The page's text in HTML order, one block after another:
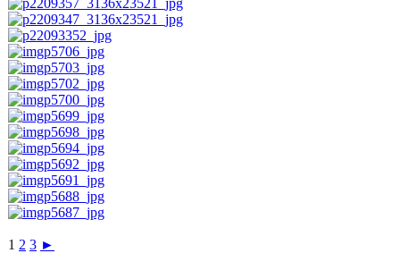
1 2 3 ►